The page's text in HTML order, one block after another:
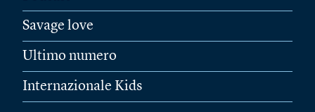
Savage love
Ultimo numero
Internazionale Kids